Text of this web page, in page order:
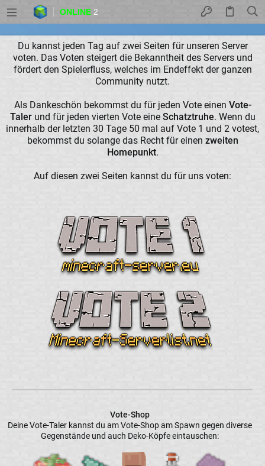
ONLINE 2
Du kannst jeden Tag auf zwei Seiten für unseren Server
voten. Das Voten steigert die Bekanntheit des Servers und
fördert den Spielerfluss, welches im Endeffekt der ganzen
Community nutzt.
Als Dankeschön bekommst du für jeden Vote einen Vote-
Talerund für jeden vierten Vote eine Schatztruhe. Wenn du
innerhalb der letzten 30 Tage 50 mal auf Vote 1 und 2 votest,
bekommst du solange das Recht für einen zweiten
Homepunkt.
Auf diesen zwei Seiten kannst du für uns voten:
Vote-Shop
Deine Vote-Taler kannst du am Vote-Shop am Spawn gegen diverse
Gegenstände und auch Deko-Köpfe eintauschen: